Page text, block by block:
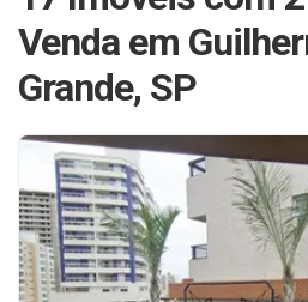
Venda em
Grande, SP